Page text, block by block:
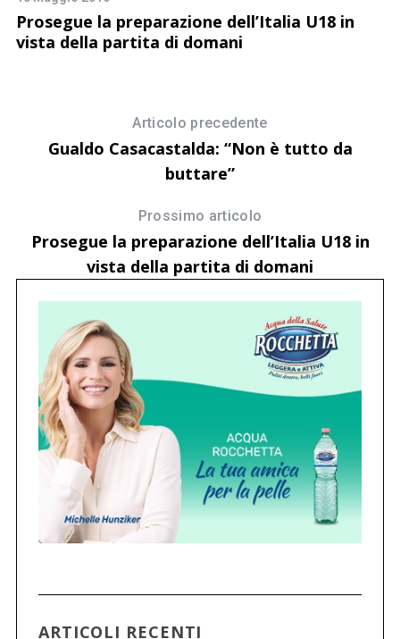
Prosegue la preparazione dell’Italia U18 in
vista della partita di domani
Articolo precedente
Gualdo Casacastalda: “Non è tutto da
buttare”
Prossimo articolo
Prosegue la preparazione dell’Italia U18 in
vista della partita di domani
ARTICOLI RECENTI